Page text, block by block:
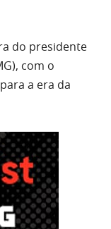
do presidente
com o
a era da